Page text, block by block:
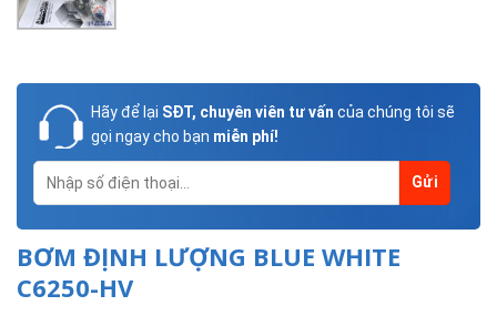
Hãy để lại SĐT, chuyên viên tư vấn của chúng tôi sẽ
gọi ngay cho bạn miễn phí!
BƠM ĐỊNH LƯỢNG BLUE WHITE
C6250-HV